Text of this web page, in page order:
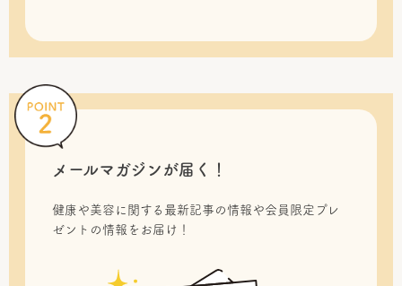
メールマガジンが届く！
健康や美容に関する最新記事の情報や会員限定プレ
ゼントの情報をお届け！